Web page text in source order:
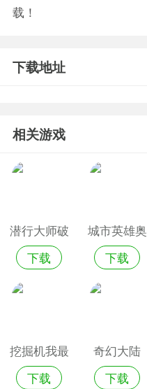
载！
下载地址
相关游戏
潜行大师破
解版无限钞
票无广告
下载
城市英雄奥
特之光无限
钞票版
下载
挖掘机我最
强无限钞票
下载
奇幻大陆
下载